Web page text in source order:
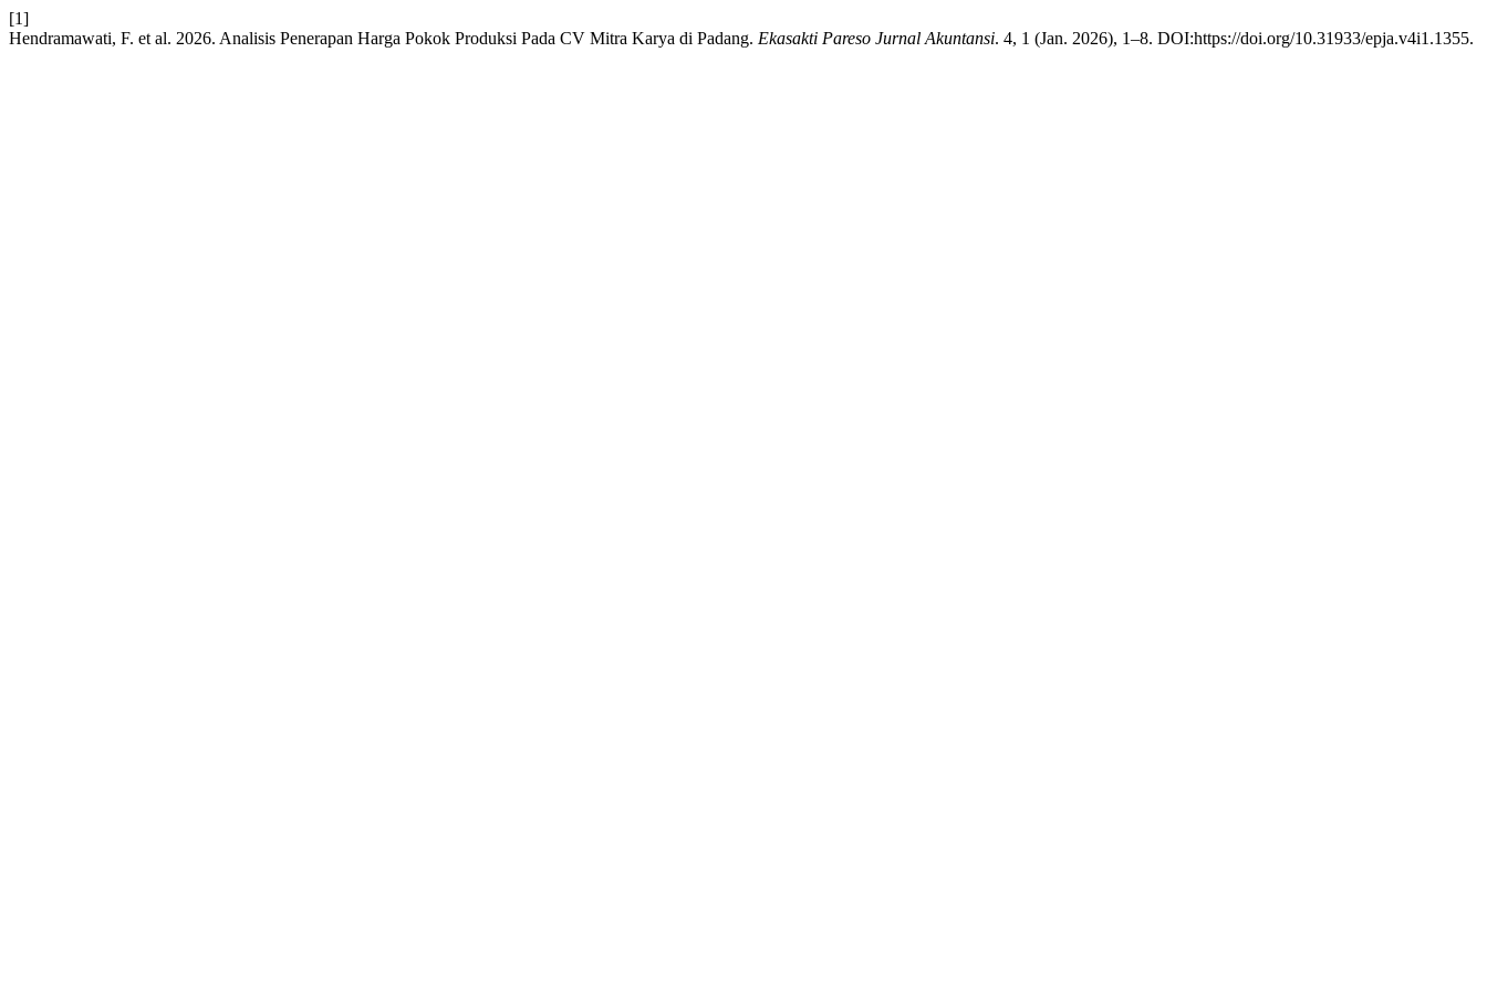
[1]
Hendramawati, F. et al. 2026. Analisis Penerapan Harga Pokok Produksi Pada CV Mitra Karya di Padang. Ekasakti Pareso Jurnal Akuntansi. 4, 1 (Jan. 2026), 1–8. DOI:https://doi.org/10.31933/epja.v4i1.1355.